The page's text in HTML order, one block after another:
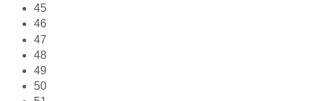
45
46
47
48
49
50